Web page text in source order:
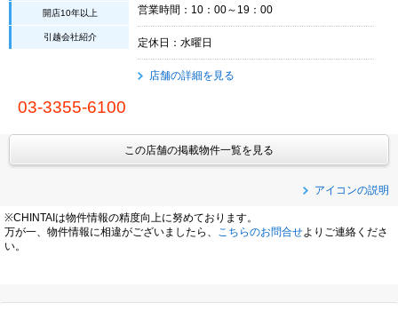
開店10年以上
引越会社紹介
営業時間：10：00～19：00
定休日：水曜日
店舗の詳細を見る
03-3355-6100
この店舗の掲載物件一覧を見る
アイコンの説明
※CHINTAIは物件情報の精度向上に努めております。
万が一、物件情報に相違がございましたら、
こちらのお問合せよりご連絡くださ
い。